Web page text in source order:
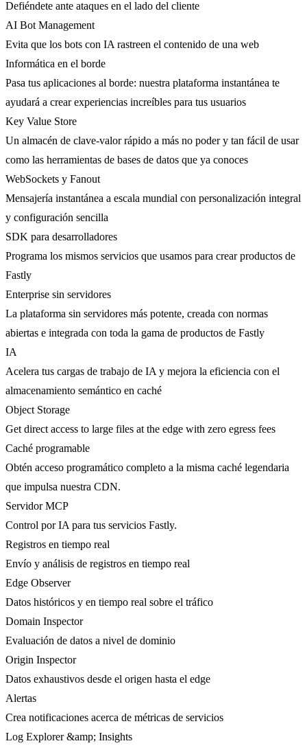
Defiéndete ante ataques en el lado del cliente
AI Bot Management
Evita que los bots con IA rastreen el contenido de una web
Informática en el borde
Pasa tus aplicaciones al borde: nuestra plataforma instantánea te
ayudará a crear experiencias increíbles para tus usuarios
Key Value Store
Un almacén de clave-valor rápido a más no poder y tan fácil de usar
como las herramientas de bases de datos que ya conoces
WebSockets y Fanout
Mensajería instantánea a escala mundial con personalización integral
y configuración sencilla
SDK para desarrolladores
Programa los mismos servicios que usamos para crear productos de
Fastly
Enterprise sin servidores
La plataforma sin servidores más potente, creada con normas
abiertas e integrada con toda la gama de productos de Fastly
IA
Acelera tus cargas de trabajo de IA y mejora la eficiencia con el
almacenamiento semántico en caché
Object Storage
Get direct access to large files at the edge with zero egress fees
Caché programable
Obtén acceso programático completo a la misma caché legendaria
que impulsa nuestra CDN.
Servidor MCP
Control por IA para tus servicios Fastly.
Registros en tiempo real
Envío y análisis de registros en tiempo real
Edge Observer
Datos históricos y en tiempo real sobre el tráfico
Domain Inspector
Evaluación de datos a nivel de dominio
Origin Inspector
Datos exhaustivos desde el origen hasta el edge
Alertas
Crea notificaciones acerca de métricas de servicios
Log Explorer &amp; Insights